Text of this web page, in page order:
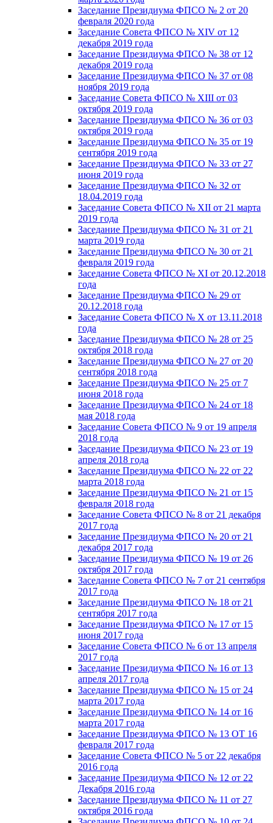
Заседание Президиума ФПСО № 2 от 20
февраля 2020 года
Заседание Совета ФПСО № XIV от 12
декабря 2019 года
Заседание Президиума ФПСО № 38 от 12
декабря 2019 года
Заседание Президиума ФПСО № 37 от 08
ноября 2019 года
Заседание Совета ФПСО № XIII от 03
октября 2019 года
Заседание Президиума ФПСО № 36 от 03
октября 2019 года
Заседание Президиума ФПСО № 35 от 19
сентября 2019 года
Заседание Президиума ФПСО № 33 от 27
июня 2019 года
Заседание Президиума ФПСО № 32 от
18.04.2019 года
Заседание Совета ФПСО № XII от 21 марта
2019 года
Заседание Президиума ФПСО № 31 от 21
марта 2019 года
Заседание Президиума ФПСО № 30 от 21
февраля 2019 года
Заседание Совета ФПСО № XI от 20.12.2018
года
Заседание Президиума ФПСО № 29 от
20.12.2018 года
Заседание Совета ФПСО № X от 13.11.2018
года
Заседание Президиума ФПСО № 28 от 25
октября 2018 года
Заседание Президиума ФПСО № 27 от 20
сентября 2018 года
Заседание Президиума ФПСО № 25 от 7
июня 2018 года
Заседание Президиума ФПСО № 24 от 18
мая 2018 года
Заседание Совета ФПСО № 9 от 19 апреля
2018 года
Заседание Президиума ФПСО № 23 от 19
апреля 2018 года
Заседание Президиума ФПСО № 22 от 22
марта 2018 года
Заседание Президиума ФПСО № 21 от 15
февраля 2018 года
Заседание Совета ФПСО № 8 от 21 декабря
2017 года
Заседание Президиума ФПСО № 20 от 21
декабря 2017 года
Заседание Президиума ФПСО № 19 от 26
октября 2017 года
Заседание Совета ФПСО № 7 от 21 сентября
2017 года
Заседание Президиума ФПСО № 18 от 21
сентября 2017 года
Заседание Президиума ФПСО № 17 от 15
июня 2017 года
Заседание Совета ФПСО № 6 от 13 апреля
2017 года
Заседание Президиума ФПСО № 16 от 13
апреля 2017 года
Заседание Президиума ФПСО № 15 от 24
марта 2017 года
Заседание Президиума ФПСО № 14 от 16
марта 2017 года
Заседание Президиума ФПСО № 13 ОТ 16
февраля 2017 года
Заседание Совета ФПСО № 5 от 22 декабря
2016 года
Заседание Президиума ФПСО № 12 от 22
Декабря 2016 года
Заседание Президиума ФПСО № 11 от 27
октября 2016 года